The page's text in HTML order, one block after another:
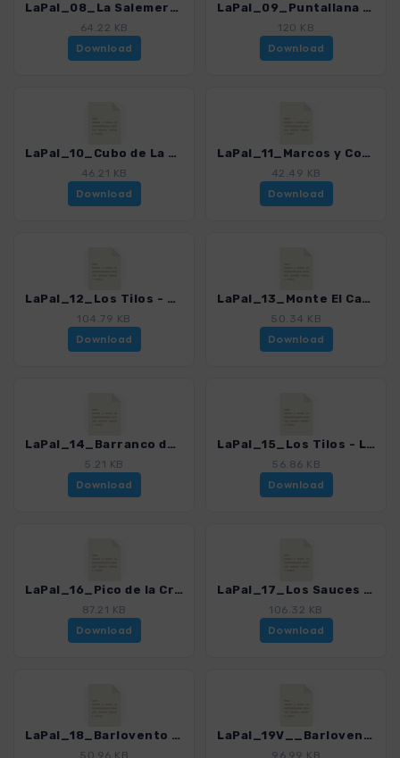
LaPal_08_La Salemera_4246_17.gpx
64.22 KB
Download
LaPal_09_Puntallana - Los Sauces_4246_17.gpx
120 KB
Download
LaPal_10_Cubo de La Galga_4246_17.gpx
46.21 KB
Download
LaPal_11_Marcos y Cordero_4246_17.gpx
42.49 KB
Download
LaPal_12_Los Tilos - Codero_4246_17.gpx
104.79 KB
Download
LaPal_13_Monte El Canal y Los Tilos_4246_17.gpx
50.34 KB
Download
LaPal_14_Barranco del Agua_4246_17.gpx
5.21 KB
Download
LaPal_15_Los Tilos - Los Sauces_4246_17.gpx
56.86 KB
Download
LaPal_16_Pico de la Cruz - Los Sauces_4246_17.gpx
87.21 KB
Download
LaPal_17_Los Sauces - Barlovento_4246_17.gpx
106.32 KB
Download
LaPal_18_Barlovento - La Fajana_4246_17.gpx
50.96 KB
LaPal_19V__Barlovento - Gallegos_4246_17.gpx
96.99 KB